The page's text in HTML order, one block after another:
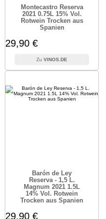
Montecastro Reserva
2021 0.75L 15% Vol.
Rotwein Trocken aus
Spanien
29,90 €
VINOS.DE
Barón de Ley
Reserva - 1,5 L.
Magnum 2021 1.5L
14% Vol. Rotwein
Trocken aus Spanien
29,90 €